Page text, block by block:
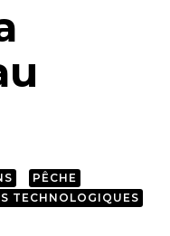
PÊCHE
TECHNOLOGIQUES